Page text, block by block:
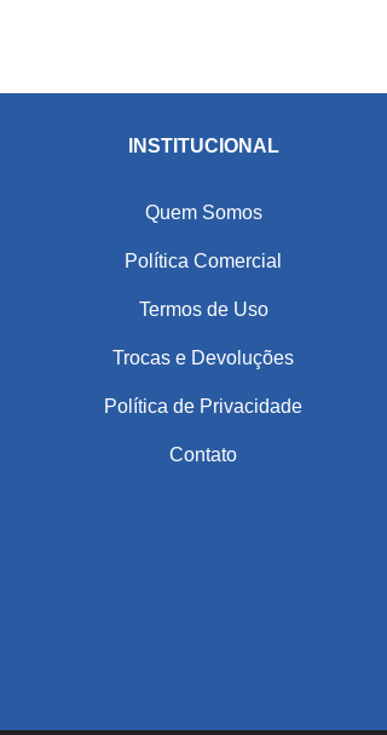
INSTITUCIONAL
Quem Somos
Política Comercial
Termos de Uso
Trocas e Devoluções
Política de Privacidade
Contato